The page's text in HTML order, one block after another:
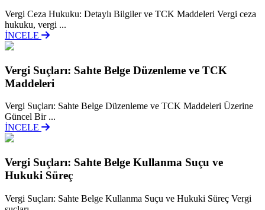
Vergi Ceza Hukuku: Detaylı Bilgiler ve TCK Maddeleri Vergi ceza
hukuku, vergi ...
İNCELE
Vergi Suçları: Sahte Belge Düzenleme ve TCK
Maddeleri
Vergi Suçları: Sahte Belge Düzenleme ve TCK Maddeleri Üzerine
Güncel Bir ...
İNCELE
Vergi Suçları: Sahte Belge Kullanma Suçu ve
Hukuki Süreç
Vergi Suçları: Sahte Belge Kullanma Suçu ve Hukuki Süreç Vergi